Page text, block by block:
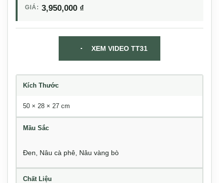
GIÁ: 3,950,000 ₫
XEM VIDEO TT31
Kích Thước
50 × 28 × 27 cm
Mầu Sắc
Đen Nâu cà phê Nâu vàng bò
Chất Liệu